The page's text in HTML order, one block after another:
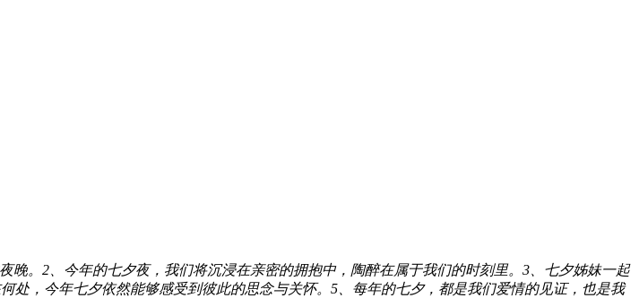
晚。2、今年的七夕夜，我们将沉浸在亲密的拥抱中，陶醉在属于我们的时刻里。3、七夕姊妹一起
处，今年七夕依然能够感受到彼此的思念与关怀。5、每年的七夕，都是我们爱情的见证，也是我